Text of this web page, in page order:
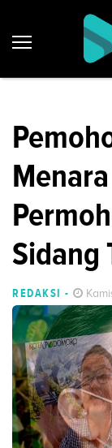
Sidang
REDAKSI -